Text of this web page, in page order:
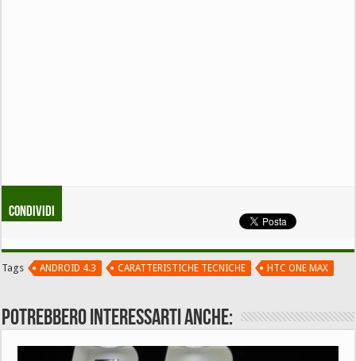
Condividi
Tags ANDROID 4.3 CARATTERISTICHE TECNICHE HTC ONE MAX
Potrebbero interessarti anche: